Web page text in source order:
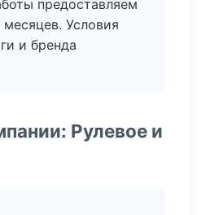
предоставляем
Условия
и бренда
Рулевое и